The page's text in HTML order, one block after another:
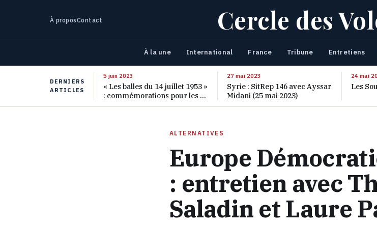
À proposContact Cercle des
À la une International France Tribune Entretiens
DERNIERS
ARTICLES
5 juin 2023
« Les balles du 14 juillet 1953 »
: commémorations pour les 70
ans de ce massacre oublié
27 mai 2023
Syrie : SitRep 146 avec Ayssar
Midani (25 mai 2023)
24 mai
Les
ALTERNATIVES
Europe
: entretien avec
Saladin et Laure